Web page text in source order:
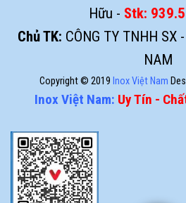
Hữu - Stk:
Chủ TK: CÔNG TY TNHH SX
NAM
Copyright © 2019 Inox Việt Nam
Inox Việt Nam: Uy Tín -